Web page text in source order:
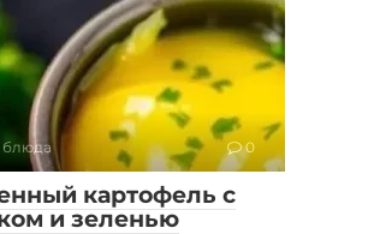
0
картофель с
и зеленью